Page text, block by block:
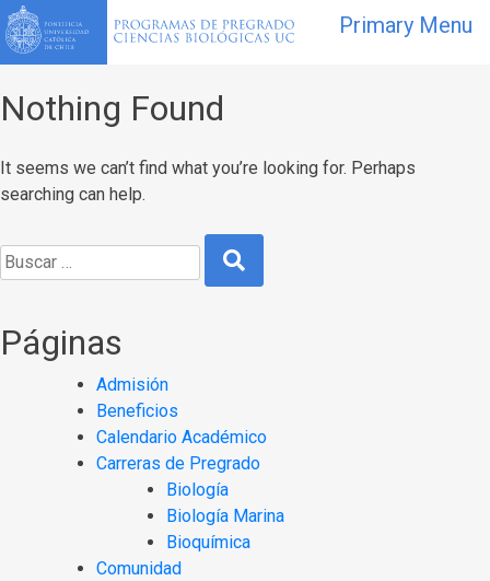
Nothing Found
It seems we can’t find what you’re looking for. Perhaps
searching can help.
Primary Menu
Páginas
Admisión
Beneficios
Calendario Académico
Carreras de Pregrado
Biología
Biología Marina
Bioquímica
Comunidad